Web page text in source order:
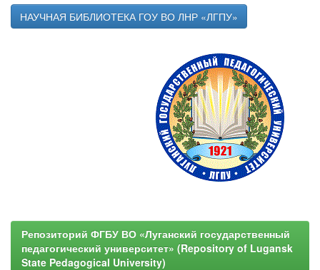
НАУЧНАЯ БИБЛИОТЕКА ГОУ ВО ЛНР «ЛГПУ»
Репозиторий ФГБУ ВО «Луганский государственный
педагогический университет» (Repository of Lugansk
State Pedagogical University)